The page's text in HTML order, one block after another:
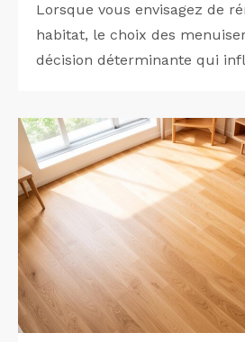
Lorsque vous envisagez de
habitat, le choix des
décision déterminante qui